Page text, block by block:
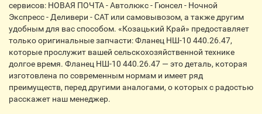
сервисов: НОВАЯ ПОЧТА - Автолюкс - Гюнсел - Ночной
Экспресс - Деливери - CАТ или самовывозом, а также другим
удобным для вас способом. «Козацький Край» предоставляет
только оригинальные запчасти: Фланец НШ-10 440.26.47,
которые прослужит вашей сельскохозяйственной технике
долгое время. Фланец НШ-10 440.26.47 — это деталь, которая
изготовлена по современным нормам и имеет ряд
преимуществ, перед другими аналогами, о которых с радостью
расскажет наш менеджер.